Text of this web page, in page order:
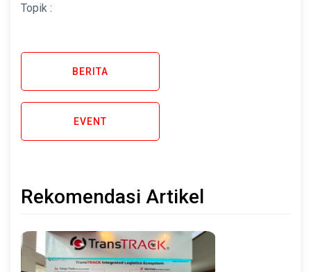
Topik :
BERITA
EVENT
Rekomendasi Artikel